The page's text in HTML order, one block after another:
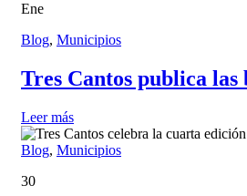
Ene
Blog, Municipios
Tres Cantos publica las
Leer más
Blog, Municipios
30